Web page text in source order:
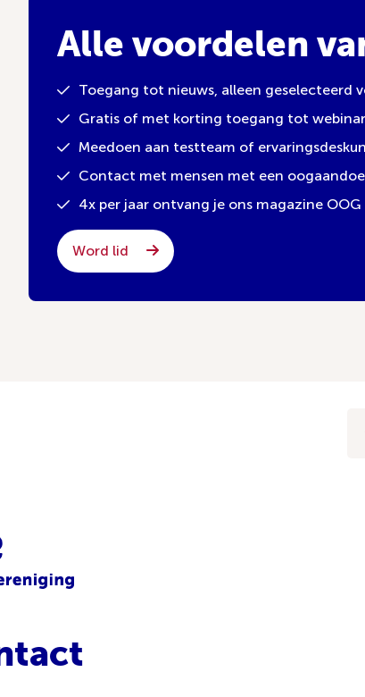
Alle voordelen
Toegang tot nieuws, alleen geselecteerd
Gratis of met korting toegang tot
Meedoen aan testteam of
Contact met mensen met een
4x per jaar ontvang je ons magazine OOG
Word lid